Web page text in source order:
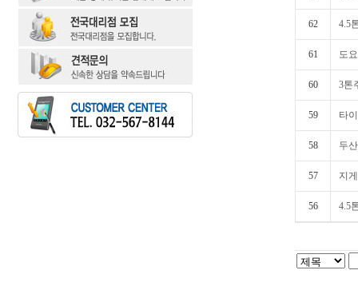
62 4.5
61 도
60 3톤
59 타
58 두
57 지
56 4.5